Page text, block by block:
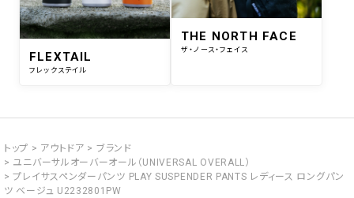
FLEXTAIL
フレックステイル
THE NORTH FACE
ザ・ノース・フェイス
トップ アウトドア
ブランド
ユニバーサルオーバーオール（UNIVERSAL OVERALL）
プレイサスペンダーパンツ PLAY SUSPENDER PANTS レディース ロングパン
ツ ベージュ U2232801PW